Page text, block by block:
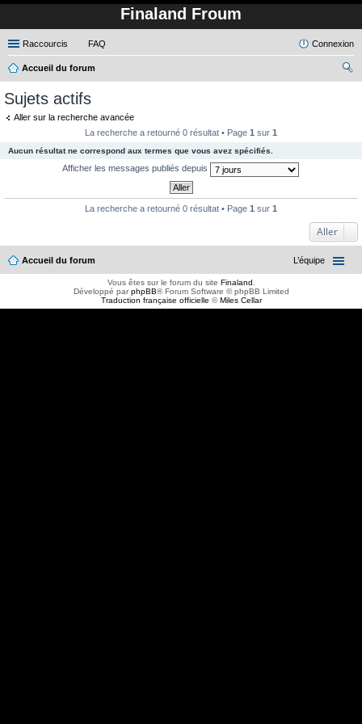
Finaland Froum
Raccourcis FAQ Connexion
Accueil du forum
Sujets actifs
Aller sur la recherche avancée
La recherche a retourné 0 résultat • Page 1 sur 1
Aucun résultat ne correspond aux termes que vous avez spécifiés.
Afficher les messages publiés depuis
La recherche a retourné 0 résultat • Page 1 sur 1
Aller
Accueil du forum L’équipe
Vous êtes sur le forum du site Finaland
Développé parphpBB® Forum Software © phpBB Limited
Traduction française officielle ©Miles Cellar